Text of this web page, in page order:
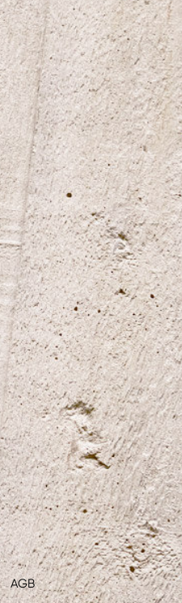
AGB